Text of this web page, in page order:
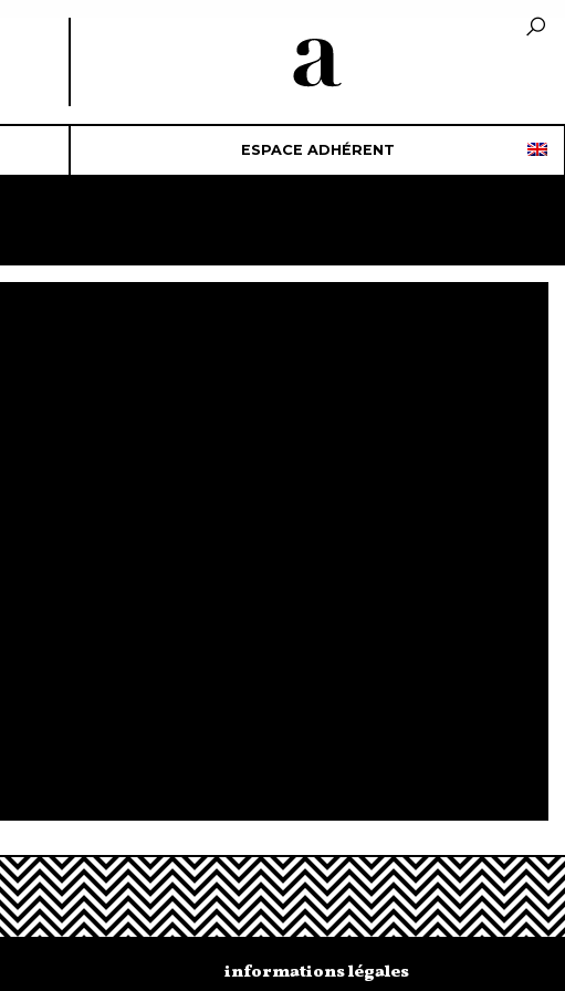
ESPACE ADHÉRENT
informations légales